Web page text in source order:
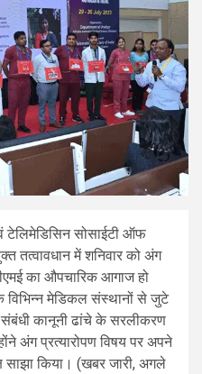
टेलिमेडिसिन सोसाईटी ऑफ
तत्वावधान में शनिवार को अंग
का औपचारिक आगाज हो
मेडिकल संस्थानों से जुटे
संबंधी कानूनी ढांचे के सरलीकरण
अंग प्रत्यारोपण विषय पर अपने
साझा किया। (खबर जारी, अगले